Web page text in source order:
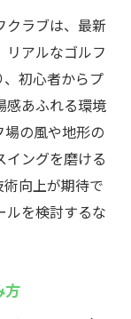
クラブは、最新
リアルなゴルフ
初心者からプ
感あふれる環境
の風や地形の
ングを磨ける
向上が期待で
ルを検討するな
方